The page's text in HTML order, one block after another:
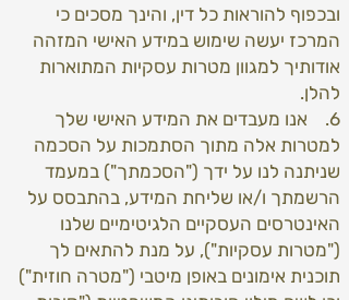
ובכפוף להוראות כל דין, והינך מסכים כי
המרכז יעשה שימוש במידע האישי המזהה
אודותיך למגוון מטרות עסקיות המתוארות
להלן.
6. אנו מעבדים את המידע האישי שלך
למטרות אלה מתוך הסתמכות על הסכמה
שניתנה לנו על ידך ("הסכמתך") במעמד
הרשמתך ו/או שליחת המידע, בהתבסס על
האינטרסים העסקיים הלגיטימיים שלנו
("מטרות עסקיות"), על מנת להתאים לך
תוכנית אימונים באופן מיטבי ("מטרה חוזית")